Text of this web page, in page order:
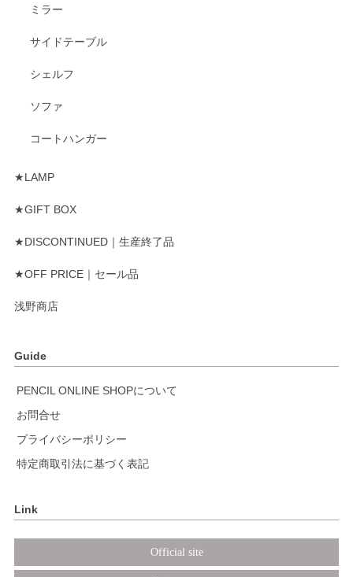
ミラー
サイドテーブル
シェルフ
ソファ
コートハンガー
★LAMP
★GIFT BOX
★DISCONTINUED｜生産終了品
★OFF PRICE｜セール品
浅野商店
Guide
PENCIL ONLINE SHOPについて
お問合せ
プライバシーポリシー
特定商取引法に基づく表記
Link
Official site